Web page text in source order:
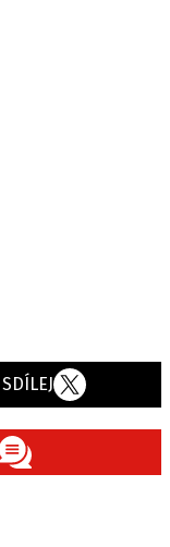
SDÍLEJ